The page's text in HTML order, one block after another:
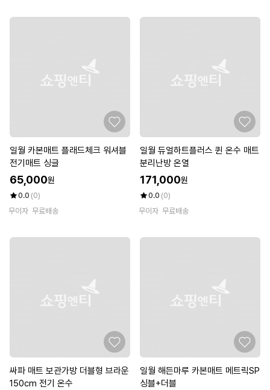
일월 카본매트 플래드체크 워셔블
전기매트 싱글
65,000원
0.0 (0)
무이자 무료배송
일월 듀얼하트플러스 퀸 온수 매트
분리난방 온열
171,000원
0.0 (0)
무이자 무료배송
싸파 매트 보관가방 더블형 브라운
150cm 전기 온수
일월 해든마루 카본매트 메트릭SP
싱블+더블